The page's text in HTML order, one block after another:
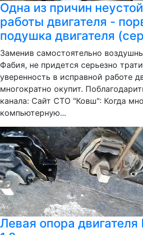
Одна из причин
работы двигателя -
подушка двигателя
Заменив самостоятельно
Фабия, не придется серьезно
уверенность в исправной работе
многократно окупит.
канала: Сайт СТО "Ковш": Когда
компьютерную...
Левая опора